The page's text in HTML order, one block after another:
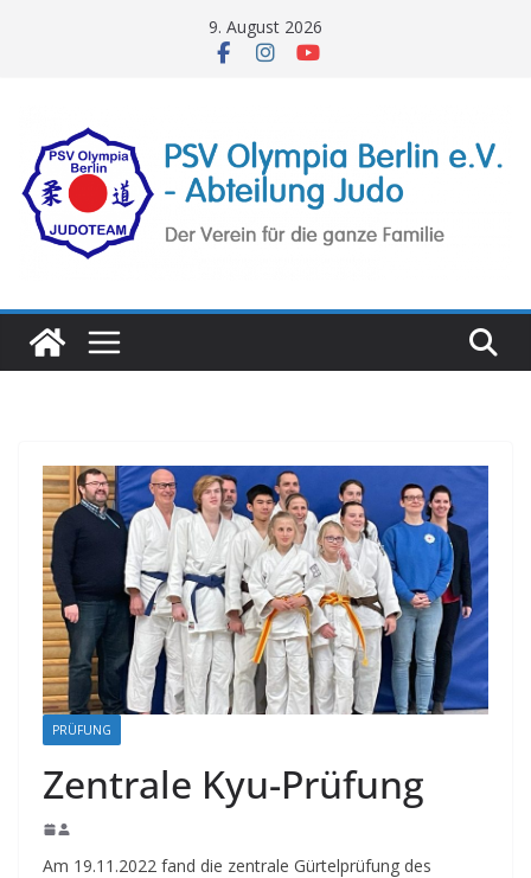
9. August 2026
PRÜFUNG
Zentrale Kyu-Prüfung
Am 19.11.2022 fand die zentrale Gürtelprüfung des